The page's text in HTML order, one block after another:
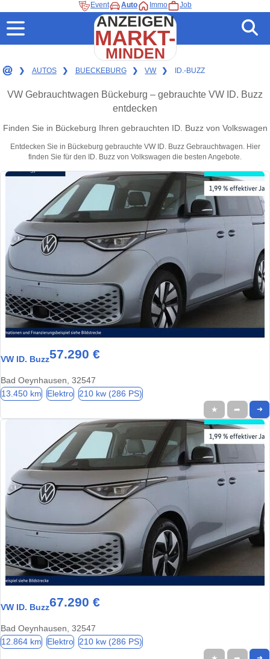
Event Auto Immo Job
ANZEIGEN
MARKT-
MINDEN
❯ AUTOS ❯ BUECKEBURG ❯ VW ❯ ID.-BUZZ
VW Gebrauchtwagen Bückeburg – gebrauchte VW ID. Buzz
entdecken
Finden Sie in Bückeburg Ihren gebrauchten ID. Buzz von Volkswagen
Entdecken Sie in Bückeburg gebrauchte VW ID. Buzz Gebrauchtwagen. Hier
finden Sie für den ID. Buzz von Volkswagen die besten Angebote.
VW ID. Buzz57.290 €
Bad Oeynhausen, 32547
13.450 km Elektro 210 kw (286 PS)
★ ➦ ➜
VW ID. Buzz67.290 €
Bad Oeynhausen, 32547
12.864 km Elektro 210 kw (286 PS)